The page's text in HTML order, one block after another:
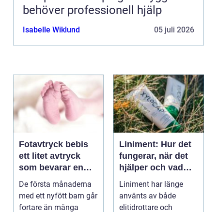
behöver professionell hjälp
Isabelle Wiklund 05 juli 2026
Fotavtryck bebis
ett litet avtryck
som bevarar en
stor stund
De första månaderna
med ett nyfött barn går
fortare än många
Liniment: Hur det
fungerar, när det
hjälper och vad
man bör tänka på
Liniment har länge
använts av både
elitidrottare och